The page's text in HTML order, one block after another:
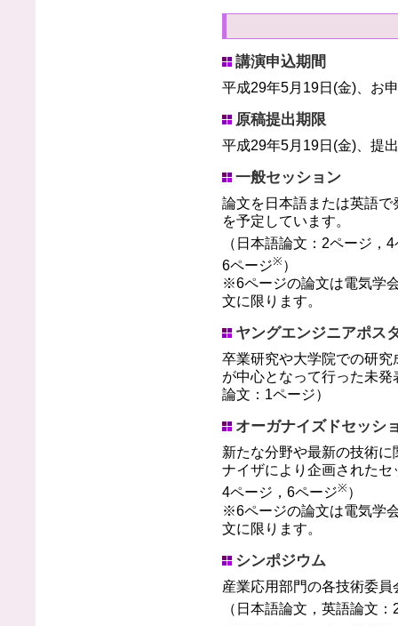
講演申込期間
平成29年5月19日(金)、お
原稿提出期限
平成29年5月19日(金)、提
一般セッション
論文を日本語または英語
を予定しています。
（日本語論文：2ページ，
6ページ※ ）
※6ページの論文は電気学
文に限ります。
ヤングエンジニアポス
卒業研究や大学院での研
が中心となって行った未
論文：1ページ）
オーガナイズドセッシ
新たな分野や最新の技術
ナイザにより企画された
4ページ，6ページ※ ）
※6ページの論文は電気学
文に限ります。
シンポジウム
産業応用部門の各技術委
（日本語論文，英語論文